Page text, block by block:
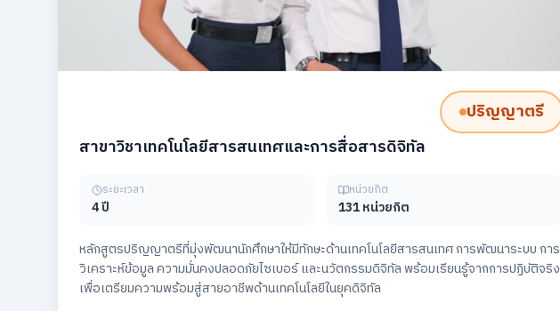
ปริญญาตรี
สาขาวิชาเทคโนโลยีสารสนเทศและการสื่อสารดิจิทัล
ระยะเวลา
4 ปี
หน่วยกิต
131 หน่วยกิต
หลักสูตรปริญญาตรีที่มุ่งพัฒนานักศึกษาให้มีทักษะด้านเทคโนโลยีสารสนเทศ การพัฒนาระบบ การ
วิเคราะห์ข้อมูล ความมั่นคงปลอดภัยไซเบอร์ และนวัตกรรมดิจิทัล พร้อมเรียนรู้จากการปฏิบัติจริง
เพื่อเตรียมความพร้อมสู่สายอาชีพด้านเทคโนโลยีในยุคดิจิทัล